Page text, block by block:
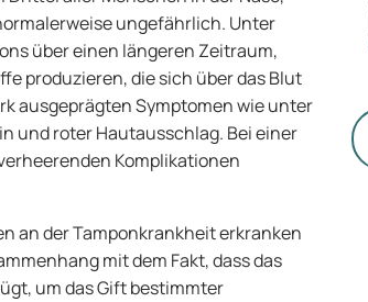
ungefährlich. Unter
über einen längeren Zeitraum,
produzieren, die sich über das Blut
ausgeprägten Symptomen wie unter
und roter Hautausschlag. Bei einer
Komplikationen
an der Tamponkrankheit erkranken
mit dem Fakt, dass das
um das Gift bestimmter